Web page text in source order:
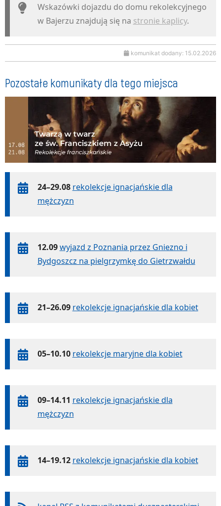
Wskazówki dojazdu do domu rekolekcyjnego
w Bajerzu znajdują się na stronie kaplicy.
komunikat dodany: 15.02.2026
Pozostałe komunikaty dla tego miejsca
24–29.08 rekolekcje ignacjańskie dla
mężczyzn
12.09 wyjazd z Poznania przez Gniezno i
Bydgoszcz na pielgrzymkę do Gietrzwałdu
21–26.09 rekolekcje ignacjańskie dla kobiet
05–10.10 rekolekcje maryjne dla kobiet
09–14.11 rekolekcje ignacjańskie dla
mężczyzn
14–19.12 rekolekcje ignacjańskie dla kobiet